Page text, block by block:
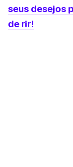
seus desejos
de rir!